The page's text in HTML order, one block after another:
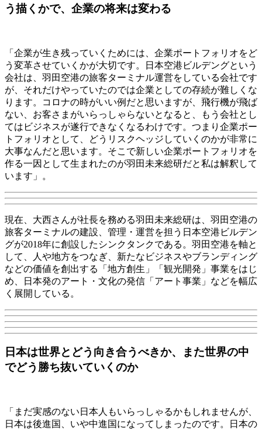
う描くかで、企業の将来は変わる
「企業が生き残っていくためには、企業ポートフォリオをど
う変革させていくかが大切です。日本空港ビルデングという
会社は、羽田空港の旅客ターミナル運営をしている会社です
が、それだけやっていたのでは企業としての存続が難しくな
ります。コロナの時がいい例だと思いますが、飛行機が飛ば
ない、お客さまがいらっしゃらないとなると、もう会社とし
てはビジネスが遂行できなくなるわけです。つまり企業ポー
トフォリオとして、どうリスクヘッジしていくのかが非常に
大事なんだと思います。そこで新しい企業ポートフォリオを
作る一因として生まれたのが羽田未来総研だと私は解釈して
います」。
現在、大西さんが社長を務める羽田未来総研は、羽田空港の
旅客ターミナルの建設、管理・運営を担う日本空港ビルデン
グが2018年に創設したシンクタンクである。羽田空港を軸と
して、人や地方をつなぎ、新たなビジネスやブランディング
などの価値を創出する「地方創生」「観光開発」事業をはじ
め、日本発のアート・文化の発信「アート事業」などを幅広
く展開している。
日本は世界とどう向き合うべきか、また世界の中
でどう勝ち抜いていくのか
「まだ実感のない日本人もいらっしゃるかもしれませんが、
日本は後進国、いや中進国になってしまったのです。日本の